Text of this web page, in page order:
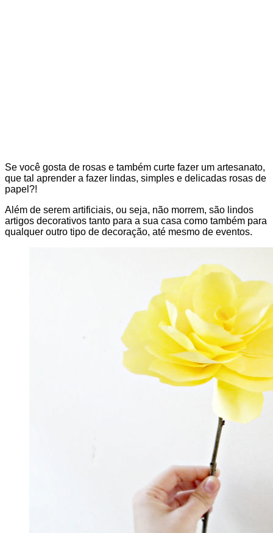
Se você gosta de rosas e também curte fazer um artesanato,
que tal aprender a fazer lindas, simples e delicadas rosas de
papel?!
Além de serem artificiais, ou seja, não morrem, são lindos
artigos decorativos tanto para a sua casa como também para
qualquer outro tipo de decoração, até mesmo de eventos.